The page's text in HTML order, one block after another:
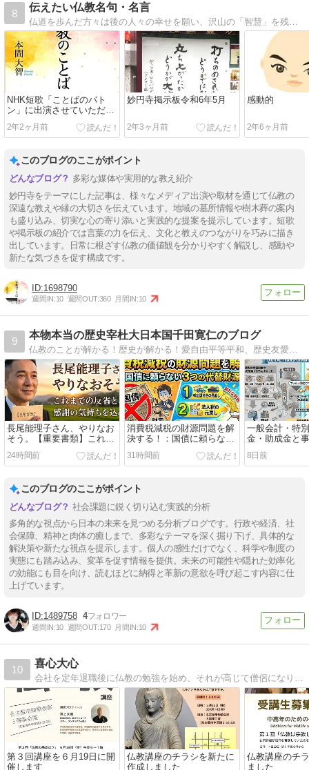
8
伝えたい仏教名句・名言
仏道を歩んだ方々は後の人々の幸せを願い、沢山の「智慧」を残して下さいました。迷ったときの灯りとなる、そんな仏教の教えをお伝えできればと思っています。
NHK短歌「ことばのバト
ン」に出演させていただき
ました。
2年2ヶ月前
妙円寺掲示板令和6年5月
2年3ヶ月前
感動的
2年6ヶ月前
このブログのここがポイント
多彩な媒体や実用的な教え紹介
妙円寺をテーマにした記事は、様々なメディア出演や取材を通じて仏教の
深遠な教えや縁の大切さを伝えています。地域の墓所情報や樹木葬の案内
も盛り込み、切実な心の寄り添いと実践的な提案を提示しています。短歌
や掲示板の紹介では言葉の力を伝え、文化と教えのつながりを巧みに描き
出しています。日常に根ざす仏教の価値観を分かりやすく解説し、感動や
新たな気づきを促す構成です。
1698790
週間IN:10 週間OUT:360 月間IN:10
9
本物本当の歴史宰杜大日本国千田寛仁のブログ
仏教のことが解かる！歴史が解かる！愛自由平等平和、歴史友愛、健康環境、人権救済、座禅に就ての手記です。
長尾能理子さん、やりなお
そう。【重要書類】これま
での反省と、感謝の気持ち
を込めて。心からの言葉。
24時間前
消費税減税の財源問題を解
決する！：国債に頼らない
3つの代替財源を公開！
31時間前
一般会計・特
金・助成金と
手数料（中間
の試算結果と
8日前
このブログのここがポイント
社会課題に鋭く切り込む実践的分析
多角的な視点から日本の未来を見つめる分析ブログです。行政や経済、社
会保障、精神と肉体の癒しまで、多彩なテーマを深く掘り下げ、具体的な
解決策や新たな視点を提示します。個人の感性だけでなく、科学や制度の
実態にも踏み込み、変革を促す情報を提供。未来の可能性や隠れた効率化
の効能にも目を向け、読むほどに納得と革新の意欲を呼び起こす内容に仕
上げています。
1489758 4
週間IN:10 週間OUT:170 月間IN:10
10
喜心大心
会社を定年退職後に仏教の勉強を始め、それが高じて僧侶になりました。人生を楽しく生きたいという人たちに、仏教をお勧めします。
第３回講座を６月19日に開
催します
仏教講座のチラシを新たに
作成しました
仏教講座のチ
ました